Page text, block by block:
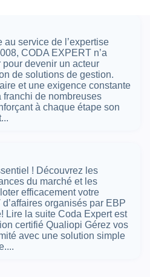
service de l’expertise
CODA EXPERT n’a
devenir un acteur
de solutions de gestion.
et une exigence constante
franchi de nombreuses
à chaque étape son
! Découvrez les
du marché et les
efficacement votre
organisés par EBP
Lire la suite Coda Expert est
certifié Qualiopi Gérez vos
avec une solution simple